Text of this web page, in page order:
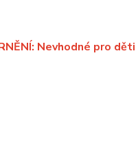
Nevhodné pro